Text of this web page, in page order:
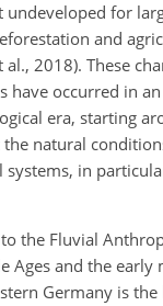
for
and
2018). These
occurred in
era, starting
natural
in
the Fluvial
and the
Germany is